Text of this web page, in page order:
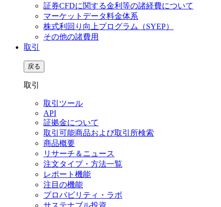
証券CFDに関する金利等の諸経費について
マーケットデータ料金体系
株式利回り向上プログラム（SYEP）
その他の諸費用
取引
戻る
取引
取引ツール
API
証拠金について
取引可能商品および取引所検索
商品概要
リサーチ＆ニュース
注文タイプ・方法一覧
レポート機能
注目の機能
プロバビリティ・ラボ
サステナブル投資